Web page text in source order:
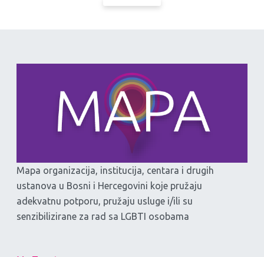
Mapa organizacija, institucija, centara i drugih
ustanova u Bosni i Hercegovini koje pružaju
adekvatnu potporu, pružaju usluge i/ili su
senzibilizirane za rad sa LGBTI osobama